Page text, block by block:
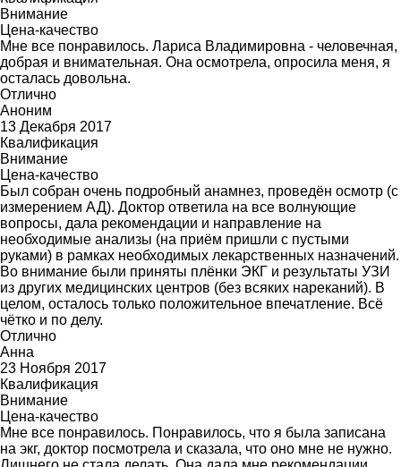
Внимание
Цена-качество
Мне все понравилось. Лариса Владимировна - человечная,
добрая и внимательная. Она осмотрела, опросила меня, я
осталась довольна.
Отлично
Аноним
13 Декабря 2017
Квалификация
Внимание
Цена-качество
Был собран очень подробный анамнез, проведён осмотр (с
измерением АД). Доктор ответила на все волнующие
вопросы, дала рекомендации и направление на
необходимые анализы (на приём пришли с пустыми
руками) в рамках необходимых лекарственных назначений.
Во внимание были приняты плёнки ЭКГ и результаты УЗИ
из других медицинских центров (без всяких нареканий). В
целом, осталось только положительное впечатление. Всё
чётко и по делу.
Отлично
Анна
23 Ноября 2017
Квалификация
Внимание
Цена-качество
Мне все понравилось. Понравилось, что я была записана
на экг, доктор посмотрела и сказала, что оно мне не нужно.